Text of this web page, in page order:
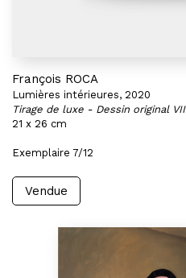
François ROCA
Lumières intérieures, 2020
Tirage de luxe - Dessin original VII
21 x 26 cm
Exemplaire 7/12
Vendue